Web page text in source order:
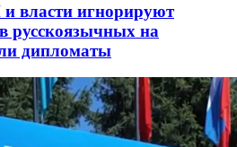
власти игнорируют
русскоязычных на
дипломаты